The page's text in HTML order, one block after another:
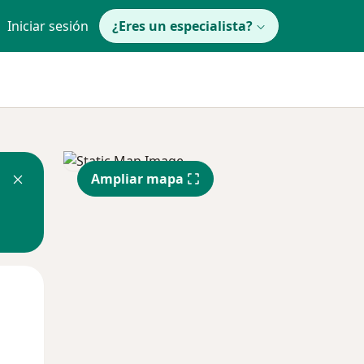
Iniciar sesión ¿Eres un especialista?
Ampliar mapa